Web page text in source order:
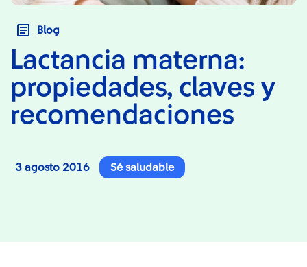
Blog
Lactancia materna:
propiedades, claves y
recomendaciones
3 agosto 2016 Sé saludable